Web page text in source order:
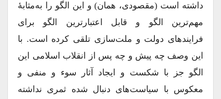
داشته است (مقصودی، همان) و این الگو را به‌مثابۀ
مهم‌ترین الگو و قابل اعتبار‌ترین الگو برای
فرایندهای دولت و ملت‌سازی تلقی کرده است. با
این وصف چه پیش و چه پس از انقلاب اسلامی این
الگو جز با شکست و ایجاد آثار سوء و منفی و
معکوس با سیاست‌های دنبال شده ثمری نداشته